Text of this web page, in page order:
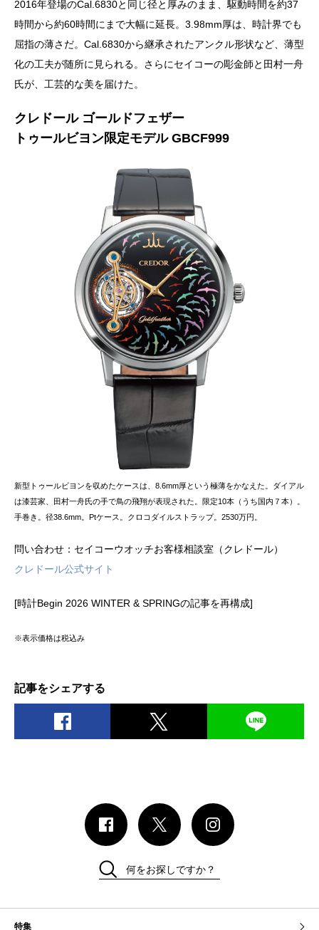
2016年登場のCal.6830と同じ径と厚みのまま、駆動時間を約37
時間から約60時間にまで大幅に延長。3.98mm厚は、時計界でも
屈指の薄さだ。Cal.6830から継承されたアンクル形状など、薄型
化の工夫が随所に見られる。さらにセイコーの彫金師と田村一舟
氏が、工芸的な美を届けた。
クレドール ゴールドフェザー
トゥールビヨン限定モデル GBCF999
新型トゥールビヨンを収めたケースは、8.6mm厚という極薄をかなえた。ダイアル
は漆芸家、田村一舟氏の手で鳥の飛翔が表現された。限定10本（うち国内７本）。
手巻き。径38.6mm。Ptケース。クロコダイルストラップ。2530万円。
問い合わせ：セイコーウオッチお客様相談室（クレドール）
クレドール公式サイト
[時計Begin 2026 WINTER & SPRINGの記事を再構成]
※表示価格は税込み
記事をシェアする
特集
何をお探しですか？